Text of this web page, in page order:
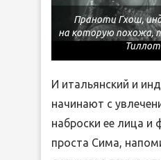
Праноти Гхош,
на которую похожа,
И итальянский и
начинают с
наброски ее лица и
проста Сима,